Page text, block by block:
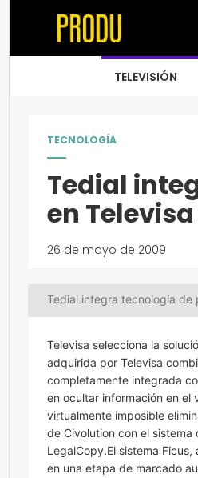
TELEVISIÓN
TECNOLOGÍA
Tedial
en Televisa
26 de mayo de 2009
Tedial integra tecnología de
Televisa selecciona la
adquirida por Televisa
completamente integrada
en ocultar información en el
virtualmente imposible
de Civolution con el
LegalCopy.El sistema
en una etapa de marcado